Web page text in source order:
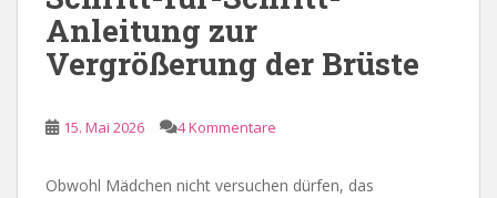
Anleitung zur
Vergrößerung der Brüste
15. Mai 2026 4 Kommentare
Obwohl Mädchen nicht versuchen dürfen, das